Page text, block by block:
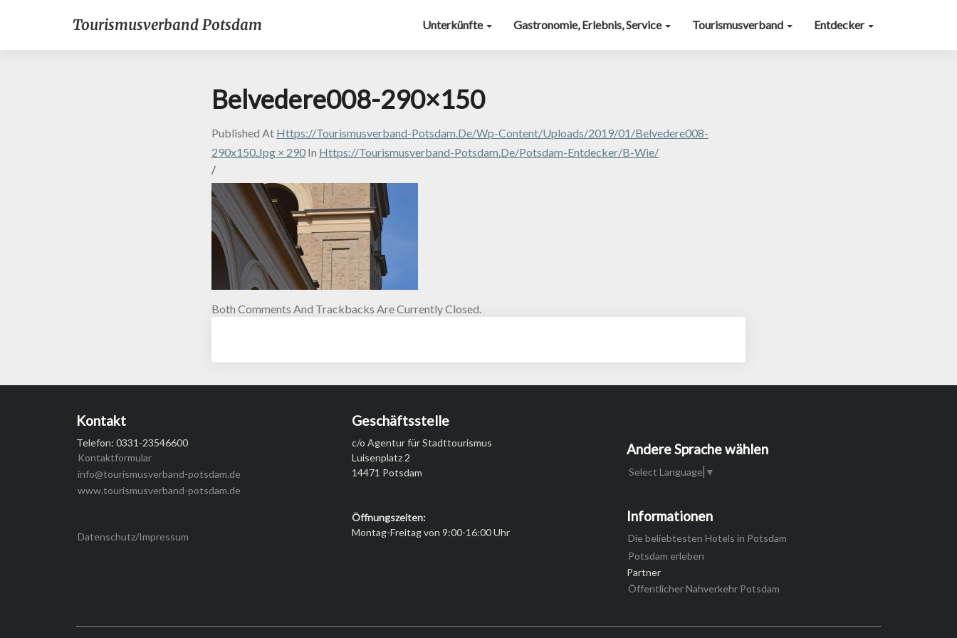
Tourismusverband Potsdam Unterkünfte Gastronomie, Erlebnis, Service Tourismusverband Entdecker
Belvedere008-290×150
Published At Https://tourismusverband-Potsdam.de/wp-Content/uploads/2019/01/Belvedere008-
290x150.jpg × 290 In Https://tourismusverband-Potsdam.de/potsdam-Entdecker/b-Wie/
/
Both Comments And Trackbacks Are Currently Closed.
Kontakt
Telefon: 0331-23546600
Kontaktformular
info@tourismusverband-potsdam.de
www.tourismusverband-potsdam.de
Datenschutz/Impressum
Geschäftsstelle
c/o Agentur für Stadttourismus
Luisenplatz 2
14471 Potsdam
Öffnungszeiten:
Montag-Freitag von 9:00-16:00 Uhr
Andere Sprache wählen
Select Language ▼
Informationen
Die beliebtesten Hotels in Potsdam
Potsdam erleben
Partner
Öffentlicher Nahverkehr Potsdam